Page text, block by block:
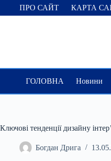
ПерейтиПРО САЙТ КАРТА
ГОЛОВНА Новини
Ключові тенденції дизайну
Богдан Дрига